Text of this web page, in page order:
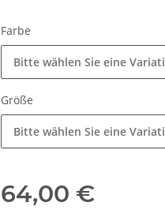
Farbe
Bitte wählen Sie eine
Größe
Bitte wählen Sie eine
64,00 €